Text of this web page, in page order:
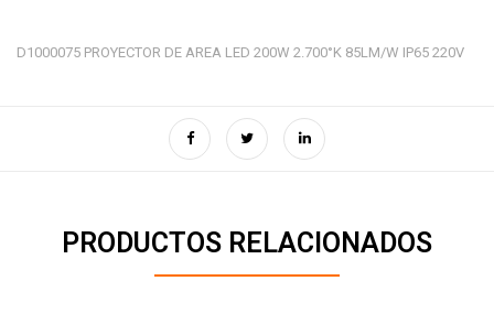
D1000075 PROYECTOR DE AREA LED 200W 2.700°K 85LM/W IP65 220V
PRODUCTOS RELACIONADOS